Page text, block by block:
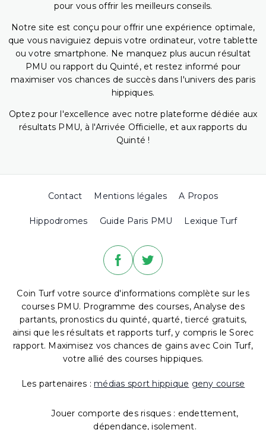
pour vous offrir les meilleurs conseils.
Notre site est conçu pour offrir une expérience optimale,
que vous naviguiez depuis votre ordinateur, votre tablette
ou votre smartphone. Ne manquez plus aucun résultat
PMU ou rapport du Quinté, et restez informé pour
maximiser vos chances de succès dans l'univers des paris
hippiques.
Optez pour l'excellence avec notre plateforme dédiée aux
résultats PMU, à l'Arrivée Officielle, et aux rapports du
Quinté !
Contact Mentions légales A Propos
Hippodromes Guide Paris PMU Lexique Turf
Coin Turf votre source d'informations complète sur les
courses PMU. Programme des courses, Analyse des
partants, pronostics du quinté, quarté, tiercé gratuits,
ainsi que les résultats et rapports turf, y compris le Sorec
rapport. Maximisez vos chances de gains avec Coin Turf,
votre allié des courses hippiques.
Les partenaires : médias sport hippique geny course
Jouer comporte des risques : endettement,
dépendance, isolement.